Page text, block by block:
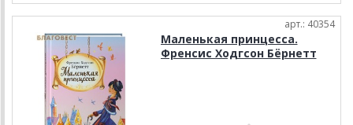
арт.: 40354
Маленькая принцесса.
Френсис Ходгсон Бёрнетт